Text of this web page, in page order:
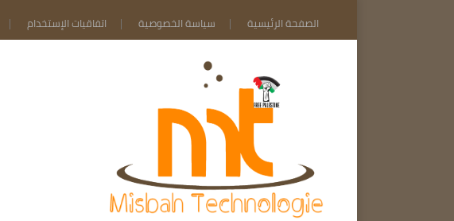
الصفحة الرئيسية سياسة الخصوصية اتفاقيات الإستخدام